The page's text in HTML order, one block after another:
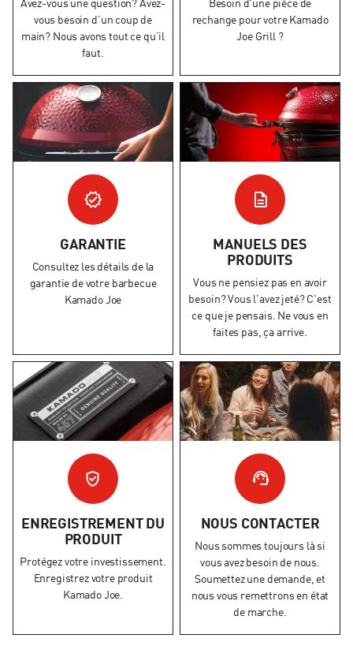
Avez-vous une question? Avez-
vous besoin d’un coup de
main? Nous avons tout ce qu’il
faut.
Besoin d'une pièce de
rechange pour votre Kamado
Joe Grill ?
GARANTIE
Consultez les détails de la
garantie de votre barbecue
Kamado Joe
MANUELS DES
PRODUITS
Vous ne pensiez pas en avoir
besoin? Vous l'avez jeté? C'est
ce que je pensais. Ne vous en
faites pas, ça arrive.
ENREGISTREMENT DU
PRODUIT
Protégez votre investissement.
Enregistrez votre produit
Kamado Joe.
NOUS CONTACTER
Nous sommes toujours là si
vous avez besoin de nous.
Soumettez une demande, et
nous vous remettrons en état
de marche.